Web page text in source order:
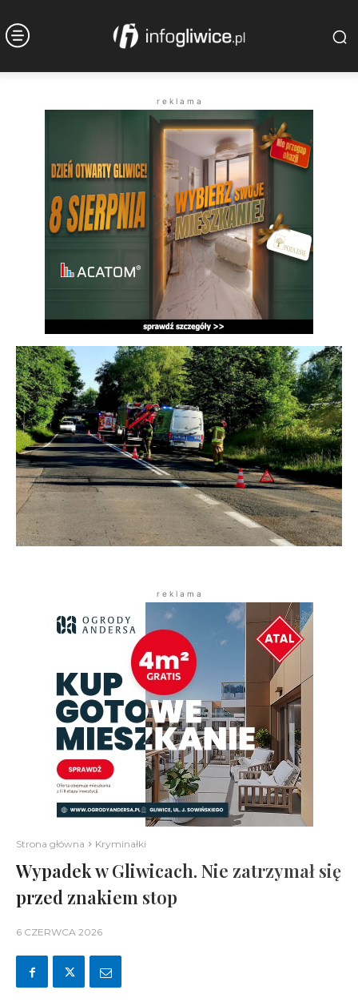
r e k l a m a
r e k l a m a
Strona główna Kryminałki
Wypadek w Gliwicach. Nie zatrzymał się
przed znakiem stop
6 CZERWCA 2026